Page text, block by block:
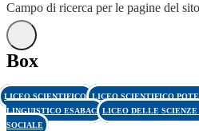
Campo di ricerca per le pagine del sito
Box
LICEO SCIENTIFICO LICEO SCIENTIFICO
LINGUISTICO ESABAC LICEO DELLE SCIENZE
SOCIALE